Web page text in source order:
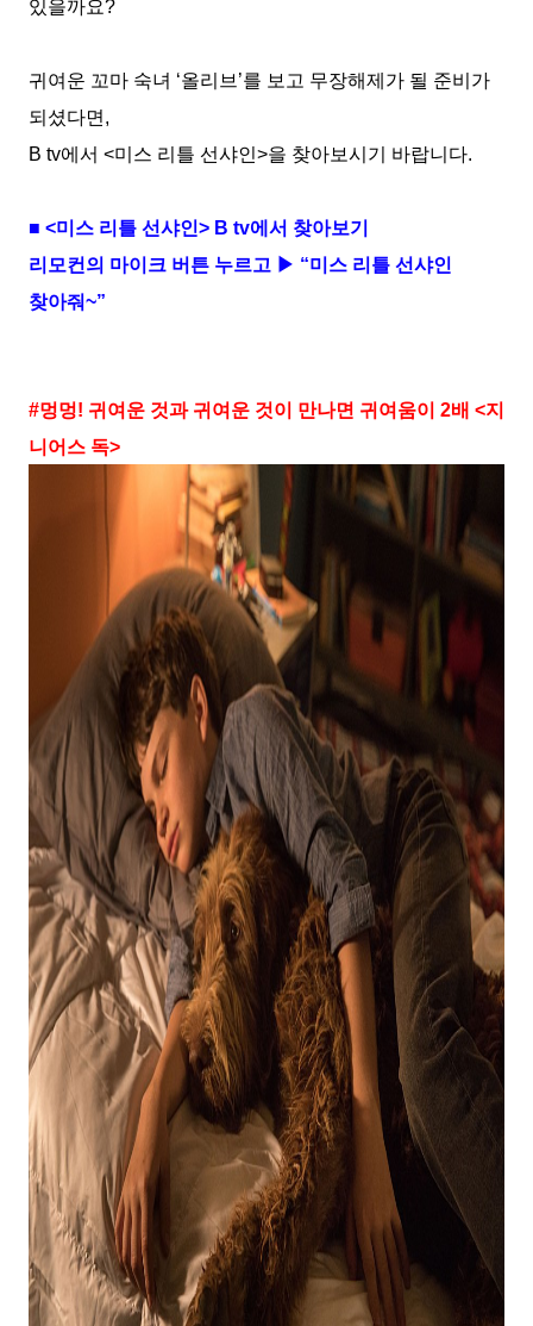
있을까요?
귀여운 꼬마 숙녀 ‘올리브 ’를 보고 무장해제가 될 준비가
되셨다면 ,
B tv에서 <미스 리틀 선샤인>을 찾아보시기 바랍니다.
■ <미스 리틀 선샤인> B tv에서 찾아보기
리모컨의 마이크 버튼 누르고 ▶ “미스 리틀 선샤인
찾아줘~”
#멍멍! 귀여운 것과 귀여운 것이 만나면 귀여움이 2배 <지
니어스 독>